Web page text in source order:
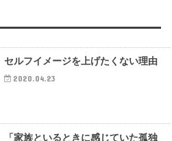
セルフイメージを上げたくない理由
2020.04.23
「家族といるときに感じていた孤独